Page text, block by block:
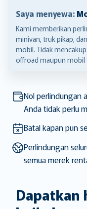
and
select
a
date.
Press
mark
key
to
the
keyboard
changing
Saya menyewa:
Kami memberikan
minivan, truk pikap,
mobil. Tidak
offroad maupun mobil
Nol perlindungan
Anda tidak perlu
Batal kapan pun
Perlindungan
semua merek
Dapatkan